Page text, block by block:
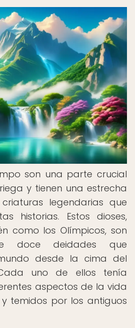
son una parte crucial
y tienen una estrecha
legendarias que
historias. Estos dioses,
como los Olímpicos, son
doce deidades que
desde la cima del
uno de ellos tenía
aspectos de la vida
temidos por los antiguos